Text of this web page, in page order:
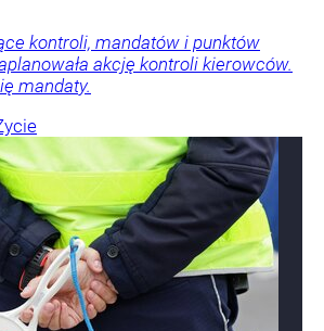
kontroli, mandatów i punktów
akcję kontroli kierowców.
mandaty.